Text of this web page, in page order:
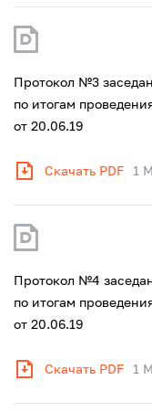
Протокол №3
по итогам
от 20.06.19
Скачать PDF 1
Протокол №4
по итогам
от 20.06.19
Скачать PDF 1